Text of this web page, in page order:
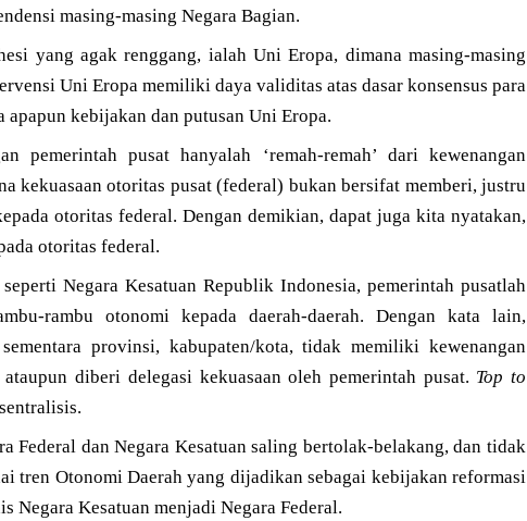
masing-masing Negara Bagian.
yang agak renggang, ialah Uni Eropa, dimana masing-masing
Uni Eropa memiliki daya validitas atas dasar konsensus para
kebijakan dan putusan Uni Eropa.
pemerintah pusat hanyalah ‘remah-remah’ dari kewenangan
kekuasaan otoritas pusat (federal) bukan bersifat memberi, justru
otoritas federal. Dengan demikian, dapat juga kita nyatakan,
otoritas federal.
Negara Kesatuan Republik Indonesia, pemerintah pusatlah
rambu otonomi kepada daerah-daerah. Dengan kata lain,
provinsi, kabupaten/kota, tidak memiliki kewenangan
diberi delegasi kekuasaan oleh pemerintah pusat. Top to
Federal dan Negara Kesatuan saling bertolak-belakang, dan tidak
tren Otonomi Daerah yang dijadikan sebagai kebijakan reformasi
Negara Kesatuan menjadi Negara Federal.